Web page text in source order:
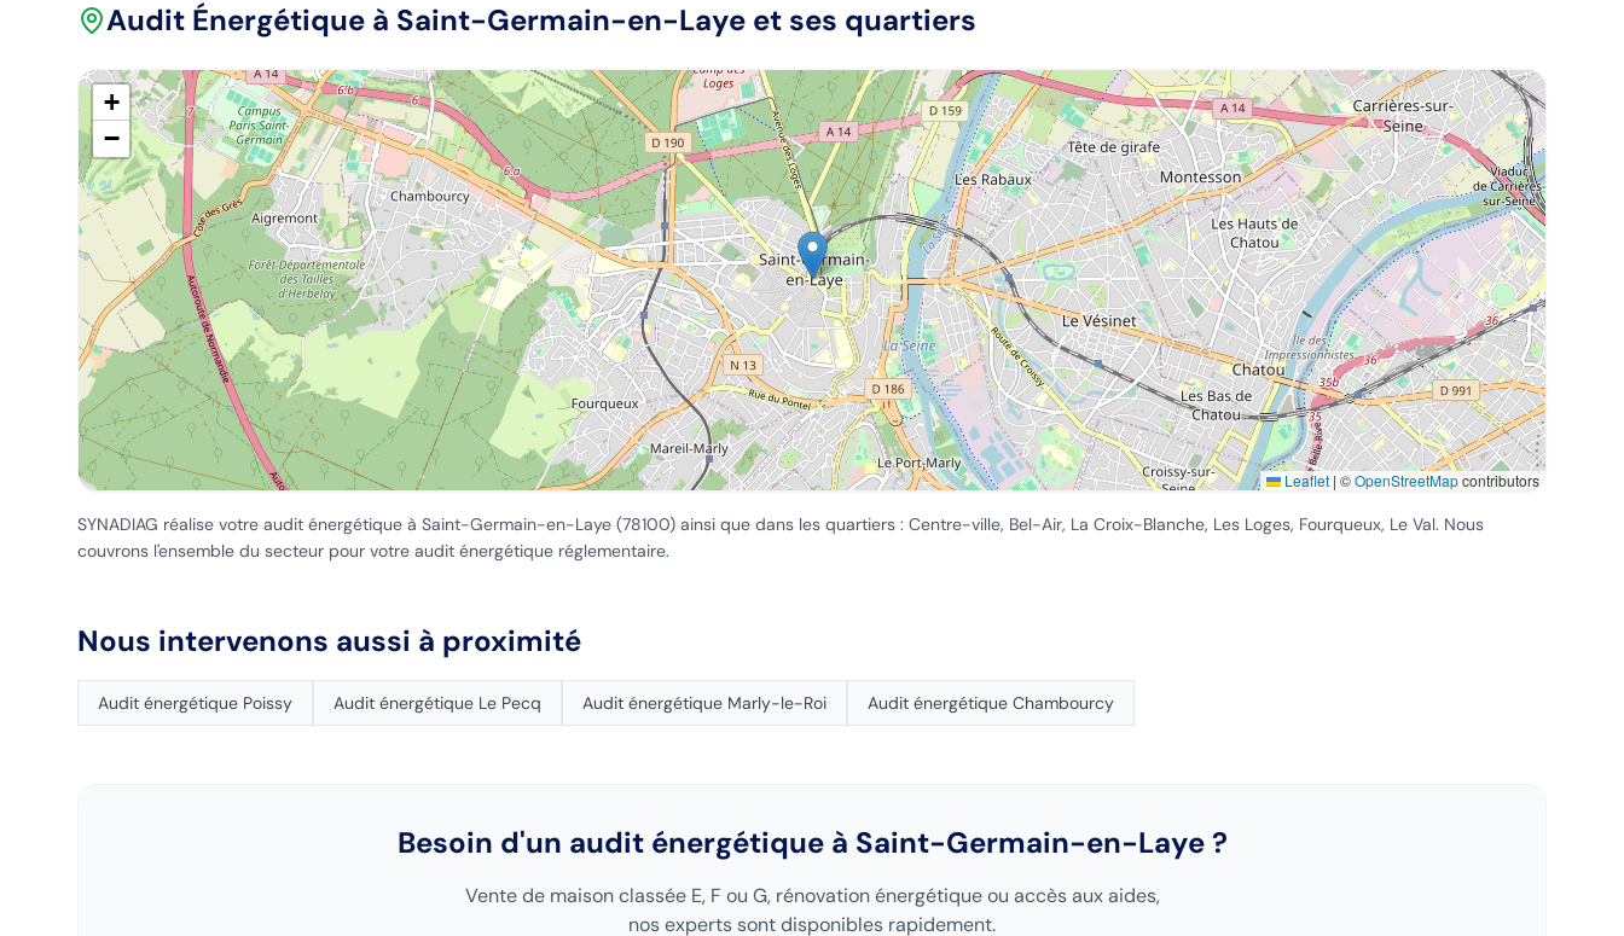
Audit Énergétique à Saint-Germain-en-Laye et ses quartiers
+
−
Leaflet | ©OpenStreetMapcontributors
SYNADIAG réalise votre audit énergétique à Saint-Germain-en-Laye (78100) ainsi que dans les quartiers : Centre-ville, Bel-Air, La Croix-Blanche, Les Loges, Fourqueux, Le Val. Nous
couvrons l'ensemble du secteur pour votre audit énergétique réglementaire.
Nous intervenons aussi à proximité
Audit énergétique Poissy Audit énergétique Le Pecq Audit énergétique Marly-le-Roi Audit énergétique Chambourcy
Besoin d'un audit énergétique à Saint-Germain-en-Laye?
Vente de maison classée E, F ou G, rénovation énergétique ou accès aux aides,
nos experts sont disponibles rapidement.